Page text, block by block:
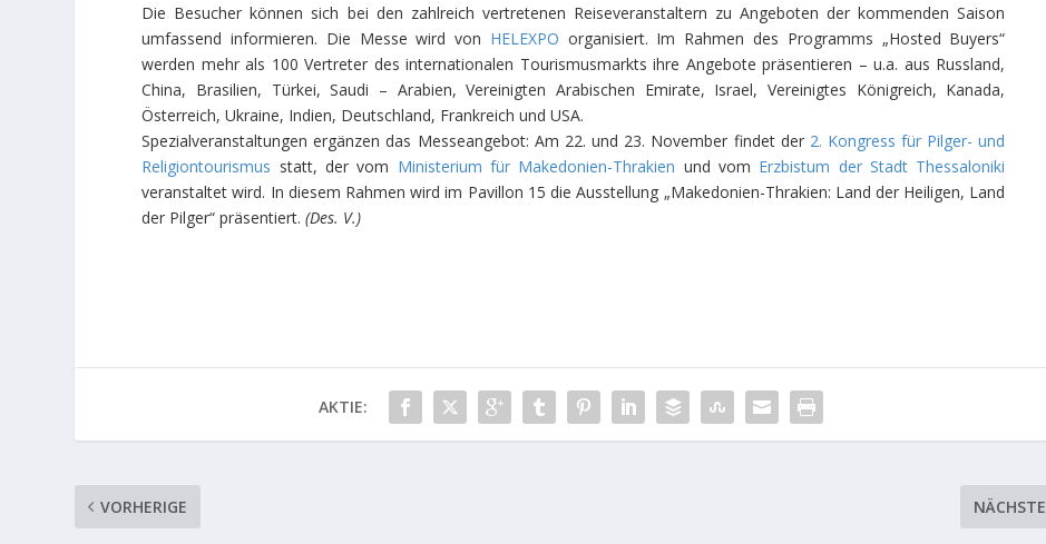
Die Besucher können sich bei den zahlreich vertretenen Reiseveranstaltern zu Angeboten der kommenden Saison
umfassend informieren. Die Messe wird von HELEXPO organisiert. Im Rahmen des Programms „Hosted Buyers“
werden mehr als 100 Vertreter des internationalen Tourismusmarkts ihre Angebote präsentieren – u.a. aus Russland,
China, Brasilien, Türkei, Saudi – Arabien, Vereinigten Arabischen Emirate, Israel, Vereinigtes Königreich, Kanada,
Österreich, Ukraine, Indien, Deutschland, Frankreich und USA.
Spezialveranstaltungen ergänzen das Messeangebot: Am 22. und 23. November findet der 2. Kongress für Pilger- und
Religiontourismus statt, der vom Ministerium für Makedonien-Thrakien und vom Erzbistum der Stadt Thessaloniki
veranstaltet wird. In diesem Rahmen wird im Pavillon 15 die Ausstellung „Makedonien-Thrakien: Land der Heiligen, Land
der Pilger“ präsentiert.(Des. V.)
AKTIE:
VORHERIGE NÄCHSTE